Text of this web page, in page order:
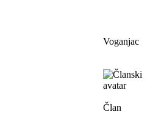
Voganjac
Član